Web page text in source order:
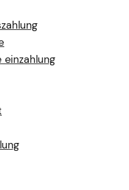
einzahlung